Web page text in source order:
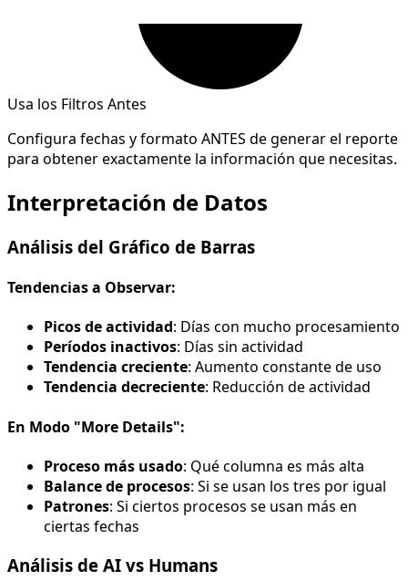
Usa los Filtros Antes
Configura fechas y formato ANTES de generar el reporte
para obtener exactamente la información que necesitas.
Interpretación de Datos
Análisis del Gráfico de Barras
Tendencias a Observar:
Picos de actividad: Días con mucho procesamiento
Períodos inactivos: Días sin actividad
Tendencia creciente: Aumento constante de uso
Tendencia decreciente: Reducción de actividad
En Modo "More Details":
Proceso más usado: Qué columna es más alta
Balance de procesos: Si se usan los tres por igual
Patrones: Si ciertos procesos se usan más en
ciertas fechas
Análisis de AI vs Humans